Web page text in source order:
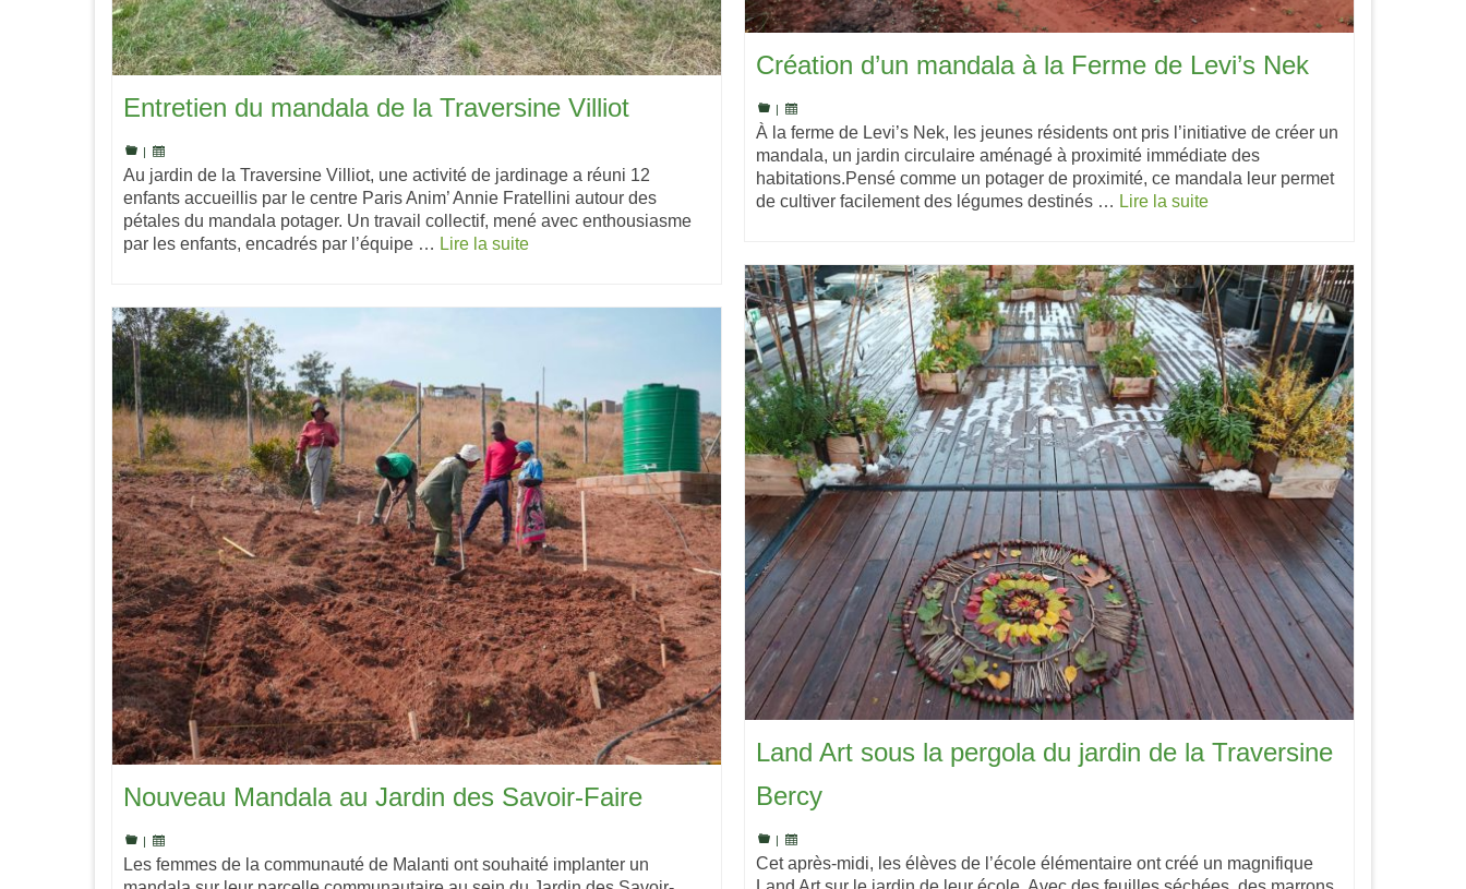
Création d’un mandala à la Ferme de Levi’s Nek
|
À la ferme de Levi’s Nek, les jeunes résidents ont pris l’initiative de créer un
mandala, un jardin circulaire aménagé à proximité immédiate des
habitations.Pensé comme un potager de proximité, ce mandala leur permet
de cultiver facilement des légumes destinés … Lire la suite
Entretien du mandala de la Traversine Villiot
|
Au jardin de la Traversine Villiot, une activité de jardinage a réuni 12
enfants accueillis par le centre Paris Anim’ Annie Fratellini autour des
pétales du mandala potager. Un travail collectif, mené avec enthousiasme
par les enfants, encadrés par l’équipe … Lire la suite
Land Art sous la pergola du jardin de la Traversine
Bercy
|
Cet après-midi, les élèves de l’école élémentaire ont créé un magnifique
Nouveau Mandala au Jardin des Savoir-Faire
|
Les femmes de la communauté de Malanti ont souhaité implanter un